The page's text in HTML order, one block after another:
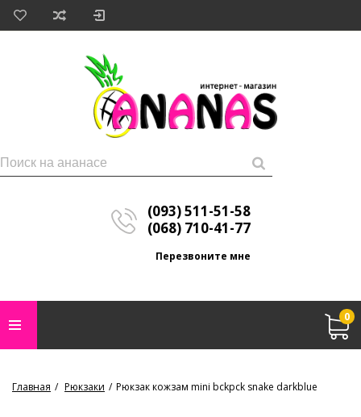
(093) 511-51-58
(068) 710-41-77
Перезвоните мне
0
Главная Рюкзаки Рюкзак кожзам mini bckpck snake darkblue